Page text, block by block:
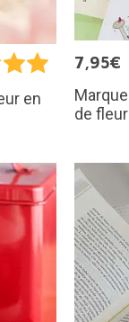
en
7,95€
de fleur